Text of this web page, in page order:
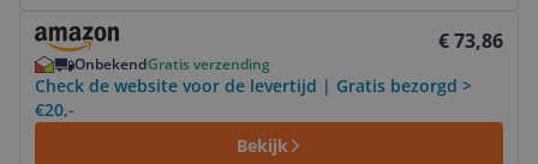
€ 73,86
OnbekendGratis verzending
Check de website voor de levertijd | Gratis bezorgd >
€20,-
Bekijk
Bekijk product